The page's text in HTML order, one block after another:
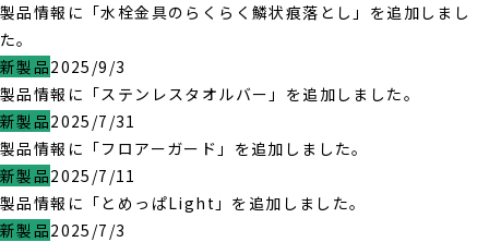
製品情報に「水栓金具のらくらく鱗状痕落とし」を追加しまし
た。
新製品2025/9/3
製品情報に「ステンレスタオルバー」を追加しました。
新製品2025/7/31
製品情報に「フロアーガード」を追加しました。
新製品2025/7/11
製品情報に「とめっぱLight」を追加しました。
新製品2025/7/3